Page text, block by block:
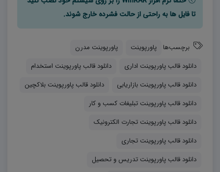
– یا توضیحات دیگر که مد نظر شماست.
نمودارهای پاورپوینت و نمودارهای PPT فراهم کرده‌ایم که
می‌توانید آن‌ها را با قیمتی معقول دانلود کرده و برای ارائه‌های
شخصی خود تنظیم کنید. همچنین می‌توانید به راحتی
مخاطبان خود را متاثر کنید و جلب کنندگی و جذابیت منحصر
چرا باید قالب‌هایپاوپورینت
زمان صرفه‌جویی: استفاده از قالب‌های پاورپوینت
تا فایل ها به راحتی از حالت فشرده خارج شوند.
برچسب‌ها پاورپوینت
پاورپوینت مدرن
دانلود قالب پاورپوینت اداری
دانلود قالب پاورپوینت استخدام
دانلود قالب پاورپوینت بازاریابی
دانلود قالب پاورپوینت بلاکچین
دانلود قالب پاورپوینت تبلیغات کسب و کار
دانلود قالب پاورپوینت تجارت الکترونیک
دانلود قالب پاورپوینت تجاری
دانلود قالب پاورپوینت تدریس و تحصیل